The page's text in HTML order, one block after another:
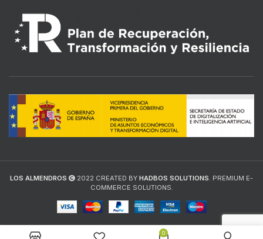
LOS ALMENDROS 2022 CREATED BY HADBOS SOLUTIONS. PREMIUM E-
COMMERCE SOLUTIONS.
0